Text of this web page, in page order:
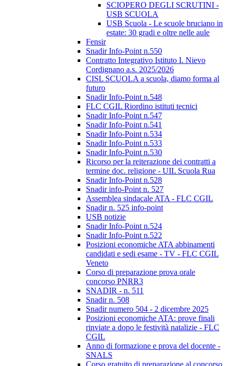
SCIOPERO DEGLI SCRUTINI -
USB SCUOLA
USB Scuola - Le scuole bruciano in
estate: 30 gradi e oltre nelle aule
Fensir
Snadir Info-Point n.550
Contratto Integrativo Istituto I. Nievo
Cordignano a.s. 2025/2026
CISL SCUOLA a scuola, diamo forma al
futuro
Snadir Info-Point n.548
FLC CGIL Riordino istituti tecnici
Snadir Info-Point n.547
Snadir Info-Point n.541
Snadir Info-Point n.534
Snadir Info-Point n.533
Snadir Info-Point n.530
Ricorso per la reiterazione dei contratti a
termine doc. religione - UIL Scuola Rua
Snadir Info-Point n.528
Snadir info-Point n. 527
Assemblea sindacale ATA - FLC CGIL
Snadir n. 525 info-point
USB notizie
Snadir Info-Point n.524
Snadir Info-Point n.522
Posizioni economiche ATA abbinamenti
candidati e sedi esame - TV - FLC CGIL
Veneto
Corso di preparazione prova orale
concorso PNRR3
SNADIR - n. 511
Snadir n. 508
Snadir numero 504 - 2 dicembre 2025
Posizioni economiche ATA: prove finali
rinviate a dopo le festività natalizie - FLC
CGIL
Anno di formazione e prova del docente -
SNALS